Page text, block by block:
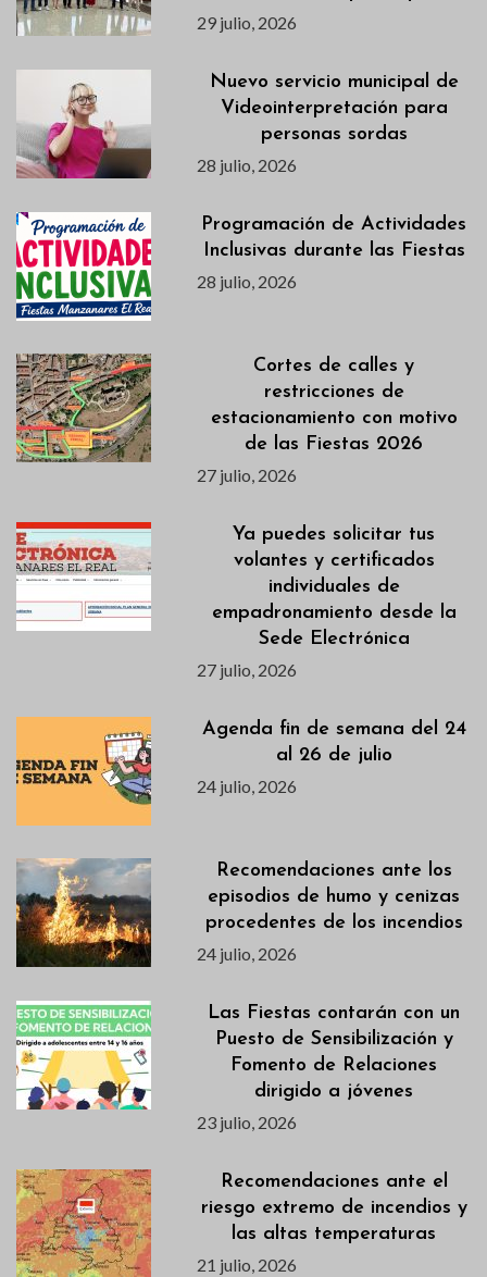
29 julio, 2026
Nuevo servicio municipal de
Videointerpretación para
personas sordas
28 julio, 2026
Programación de Actividades
Inclusivas durante las Fiestas
28 julio, 2026
Cortes de calles y
restricciones de
estacionamiento con motivo
de las Fiestas 2026
27 julio, 2026
Ya puedes solicitar tus
volantes y certificados
individuales de
empadronamiento desde la
Sede Electrónica
27 julio, 2026
Agenda fin de semana del 24
al 26 de julio
24 julio, 2026
Recomendaciones ante los
episodios de humo y cenizas
procedentes de los incendios
24 julio, 2026
Las Fiestas contarán con un
Puesto de Sensibilización y
Fomento de Relaciones
dirigido a jóvenes
23 julio, 2026
Recomendaciones ante el
riesgo extremo de incendios y
las altas temperaturas
21 julio, 2026